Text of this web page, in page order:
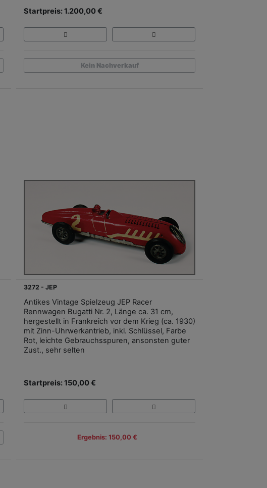
Startpreis: 1.200,00 €
Kein Nachverkauf
3272 - JEP
Antikes Vintage Spielzeug JEP Racer
Rennwagen Bugatti Nr. 2, Länge ca. 31 cm,
hergestellt in Frankreich vor dem Krieg (ca. 1930)
mit Zinn-Uhrwerkantrieb, inkl. Schlüssel, Farbe
Rot, leichte Gebrauchsspuren, ansonsten guter
Zust., sehr selten
Startpreis: 150,00 €
Ergebnis: 150,00 €